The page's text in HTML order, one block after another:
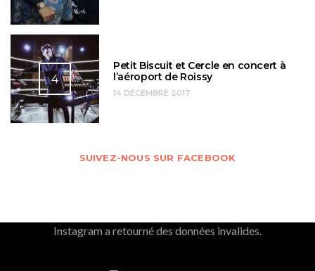
4
Petit Biscuit et Cercle en concert à
l’aéroport de Roissy
14 DÉCEMBRE 2017
SUIVEZ-NOUS SUR FACEBOOK
Instagram a retourné des données invalides.